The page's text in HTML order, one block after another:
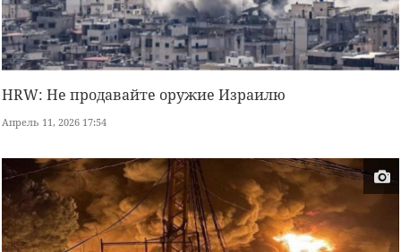
HRW: Не продавайте оружие Израилю
Апрель 11, 2026 17:54